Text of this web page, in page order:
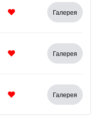
Галерея
Галерея
Галерея